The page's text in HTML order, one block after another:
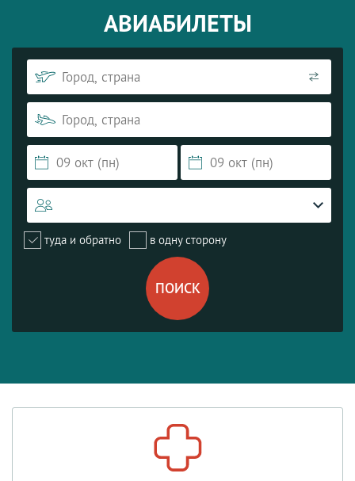
АВИАБИЛЕТЫ
туда и обратно в одну сторону